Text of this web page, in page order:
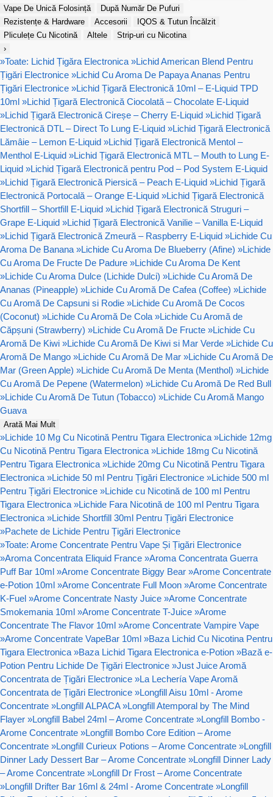
Vape De Unică Folosință
După Număr De Pufuri
Rezistențe & Hardware
Accesorii
IQOS & Tutun Încălzit
Pliculețe Cu Nicotină
Altele
Strip-uri cu Nicotina
›
»Toate: Lichid Țigăra Electronica »Lichid American Blend Pentru
Țigări Electronice »Lichid Cu Aroma De Papaya Ananas Pentru
Țigări Electronice »Lichid Țigară Electronică 10ml – E-Liquid TPD
10ml »Lichid Țigară Electronică Ciocolată – Chocolate E-Liquid
»Lichid Țigară Electronică Cireșe – Cherry E-Liquid »Lichid Țigară
Electronică DTL – Direct To Lung E-Liquid »Lichid Țigară Electronică
Lămâie – Lemon E-Liquid »Lichid Țigară Electronică Mentol –
Menthol E-Liquid »Lichid Țigară Electronică MTL – Mouth to Lung E-
Liquid »Lichid Țigară Electronică pentru Pod – Pod System E-Liquid
»Lichid Țigară Electronică Piersică – Peach E-Liquid »Lichid Țigară
Electronică Portocală – Orange E-Liquid »Lichid Țigară Electronică
Shortfill – Shortfill E-Liquid »Lichid Țigară Electronică Struguri –
Grape E-Liquid »Lichid Țigară Electronică Vanilie – Vanilla E-Liquid
»Lichid Țigară Electronică Zmeură – Raspberry E-Liquid »Lichide Cu
Aroma De Banana »Lichide Cu Aroma De Blueberry (Afine) »Lichide
Cu Aroma De Fructe De Padure »Lichide Cu Aroma De Kent
»Lichide Cu Aroma Dulce (Lichide Dulci) »Lichide Cu Aromă De
Ananas (Pineapple) »Lichide Cu Aromă De Cafea (Coffee) »Lichide
Cu Aromă De Capsuni si Rodie »Lichide Cu Aromă De Cocos
(Coconut) »Lichide Cu Aromă De Cola »Lichide Cu Aromă de
Căpșuni (Strawberry) »Lichide Cu Aromă De Fructe »Lichide Cu
Aromă De Kiwi »Lichide Cu Aromă De Kiwi si Mar Verde »Lichide Cu
Aromă De Mango »Lichide Cu Aromă De Mar »Lichide Cu Aromă De
Mar (Green Apple) »Lichide Cu Aromă De Menta (Menthol) »Lichide
Cu Aromă De Pepene (Watermelon) »Lichide Cu Aromă De Red Bull
»Lichide Cu Aromă De Tutun (Tobacco) »Lichide Cu Aromă Mango
Guava
Arată Mai Mult
»Lichide 10 Mg Cu Nicotină Pentru Tigara Electronica »Lichide 12mg
Cu Nicotină Pentru Tigara Electronica »Lichide 18mg Cu Nicotină
Pentru Tigara Electronica »Lichide 20mg Cu Nicotină Pentru Tigara
Electronica »Lichide 50 ml Pentru Țigări Electronice »Lichide 500 ml
Pentru Țigări Electronice »Lichide cu Nicotină de 100 ml Pentru
Tigara Electronica »Lichide Fara Nicotină de 100 ml Pentru Tigara
Electronica »Lichide Shortfill 30ml Pentru Țigări Electronice
»Pachete de Lichide Pentru Țigări Electronice
»Toate: Arome Concentrate Pentru Vape Și Țigări Electronice
»Aroma Concentrata Eliquid France »Aroma Concentrata Guerra
Puff Bar 10ml »Arome Concentrate Biggy Bear »Arome Concentrate
e-Potion 10ml »Arome Concentrate Full Moon »Arome Concentrate
K-Fuel »Arome Concentrate Nasty Juice »Arome Concentrate
Smokemania 10ml »Arome Concentrate T-Juice »Arome
Concentrate The Flavor 10ml »Arome Concentrate Vampire Vape
»Arome Concentrate VapeBar 10ml »Baza Lichid Cu Nicotina Pentru
Tigara Electronica »Baza Lichid Tigara Electronica e-Potion »Bază e-
Potion Pentru Lichide De Țigări Electronice »Just Juice Aromă
Concentrata de Țigări Electronice »La Lechería Vape Aromă
Concentrata de Țigări Electronice »Longfill Aisu 10ml - Arome
Concentrate »Longfill ALPACA »Longfill Atemporal by The Mind
Flayer »Longfill Babel 24ml – Arome Concentrate »Longfill Bombo -
Arome Concentrate »Longfill Bombo Core Edition – Arome
Concentrate »Longfill Curieux Potions – Arome Concentrate »Longfill
Dinner Lady Dessert Bar – Arome Concentrate »Longfill Dinner Lady
– Arome Concentrate »Longfill Dr Frost – Arome Concentrate
»Longfill Drifter Bar 16ml & 24ml - Arome Concentrate »Longfill